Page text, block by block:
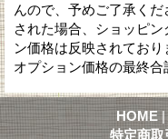
んので、予めご了承く
された場合、ショッピ
ン価格は反映されてお
オプション価格の最終
HOME |
特定商取